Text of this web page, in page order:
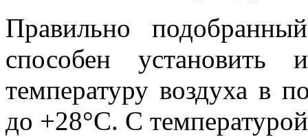
Правильно
способен установить
температуру воздуха
до +28°С. С